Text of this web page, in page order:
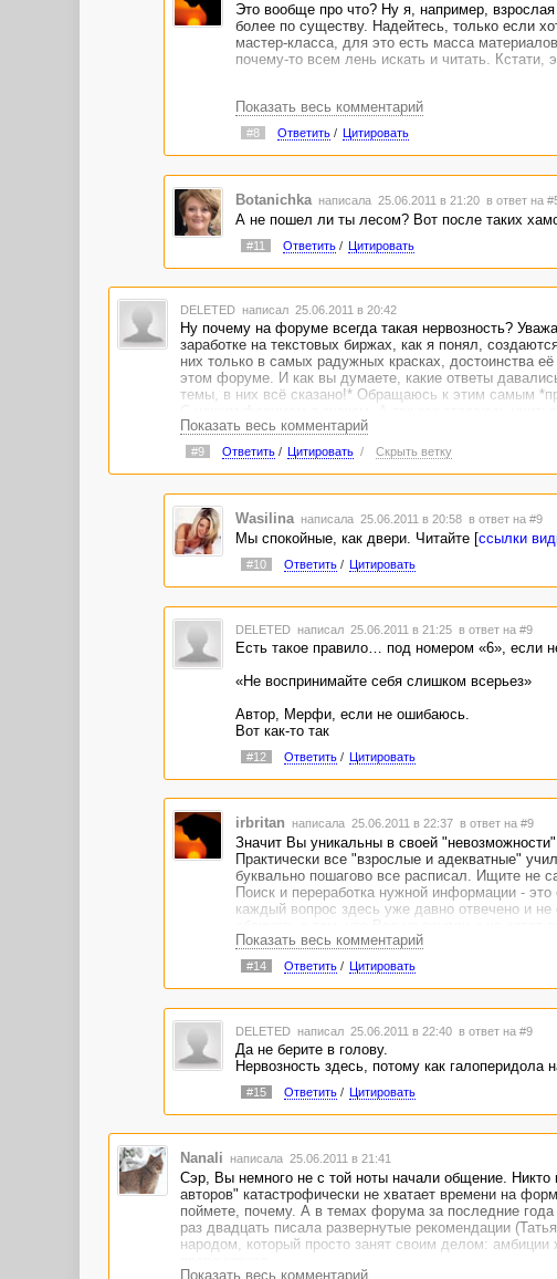
Это вообще про что? Ну я, например,
более по существу. Надейтесь, только если
мастер-класса, для это есть масса
почему-то всем лень искать и читать.
Показать весь комментарий
#8 Ответить/ Цитировать
Botanichka написала 25.06.2011 в 21:20 в ответ на
А не пошел ли ты лесом? Вот после таких
#11 Ответить/ Цитировать
DELETED написал 25.06.2011 в 20:42
Ну почему на форуме всегда такая нервозность?
заработке на текстовых биржах, как я понял,
них только в самых радужных красках, достоинства
этом форуме. И как вы думаете, какие ответы
темы, в них всё сказано!* Обращаюсь к этим самым
Решившись, всё же открыл её. Но снова всё было
Зато только теперь я понял самое главное! Чтобы
в течение рабочего дня. Выходить периодически на
беречь нервы, и сжигать негативные эмоции в
Показать весь комментарий
#9 Ответить/ Цитировать / Скрыть ветку
Wasilina написала 25.06.2011 в 20:58 в ответ на #9
Мы спокойные, как двери. Читайте [ссылки
#10 Ответить/ Цитировать
DELETED написал 25.06.2011 в 21:25 в ответ на #9
Есть такое правило… под номером «6», если
«Не воспринимайте себя слишком всерьез»
Автор, Мерфи, если не ошибаюсь.
Вот как-то так
#12 Ответить/ Цитировать
irbritan написала 25.06.2011 в 22:37 в ответ на #9
Значит Вы уникальны в своей
Практически все "взрослые и адекватные"
буквально пошагово все расписал. Ищите не
Поиск и переработка нужной информации -
каждый вопрос здесь уже давно отвечено и
ответят. Все остальное, это желание
Показать весь комментарий
#14 Ответить/ Цитировать
DELETED написал 25.06.2011 в 22:40 в ответ на #9
Да не берите в голову.
Нервозность здесь, потому как галоперидола
#15 Ответить/ Цитировать
Nanali написала 25.06.2011 в 21:41
Сэр, Вы немного не с той ноты начали общение.
авторов" катастрофически не хватает времени на
поймете, почему. А в темах форума за последние
раз двадцать писала развернутые рекомендации
народом, который просто занят своим делом:
Показать весь комментарий